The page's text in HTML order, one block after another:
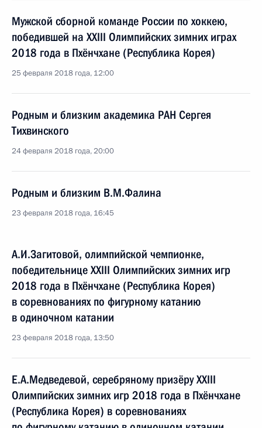
Мужской сборной команде России по хоккею,
победившей на XXIII Олимпийских зимних играх
2018 года в Пхёнчхане (Республика Корея)
25 февраля 2018 года, 12:00
Родным и близким академика РАН Сергея
Тихвинского
24 февраля 2018 года, 20:00
Родным и близким В.М.Фалина
23 февраля 2018 года, 16:45
А.И.Загитовой, олимпийской чемпионке,
победительнице XXIII Олимпийских зимних игр
2018 года в Пхёнчхане (Республика Корея)
в соревнованиях по фигурному катанию
в одиночном катании
23 февраля 2018 года, 13:50
Е.А.Медведевой, серебряному призёру XXIII
Олимпийских зимних игр 2018 года в Пхёнчхане
(Республика Корея) в соревнованиях